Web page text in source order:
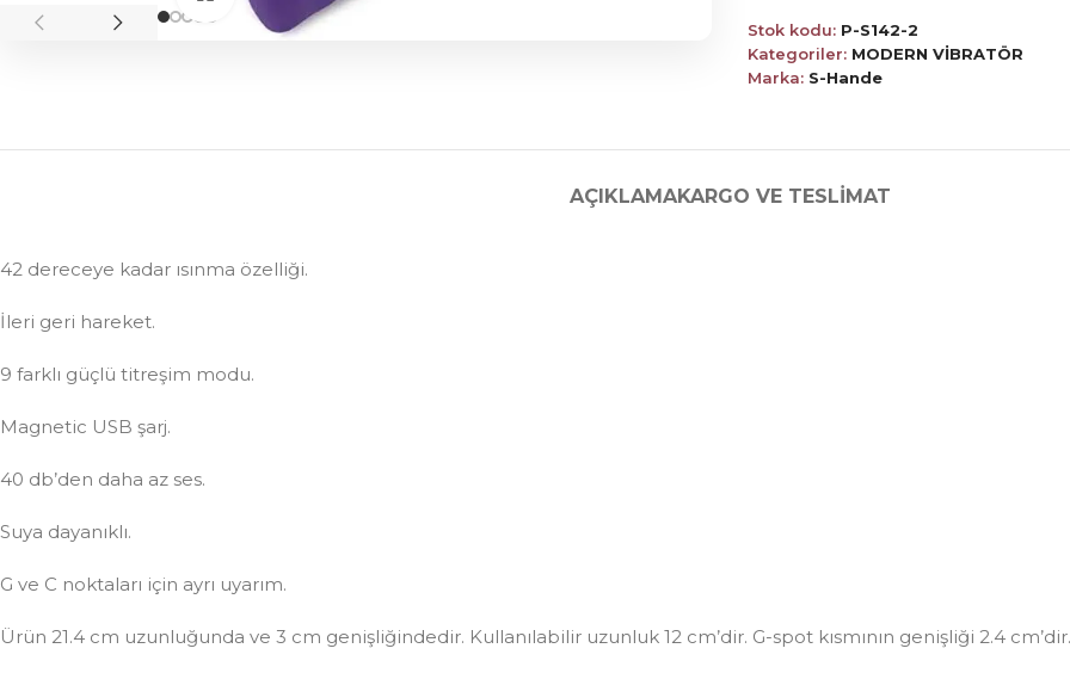
Stok kodu: P-S142-2
Kategoriler: MODERN VİBRATÖR
Marka: S-Hande
AÇIKLAMAKARGO VE TESLIMAT
42 dereceye kadar ısınma özelliği.
İleri geri hareket.
9 farklı güçlü titreşim modu.
Magnetic USB şarj.
40 db’den daha az ses.
Suya dayanıklı.
G ve C noktaları için ayrı uyarım.
Ürün 21.4 cm uzunluğunda ve 3 cm genişliğindedir. Kullanılabilir uzunluk 12 cm’dir. G-spot kısmının genişliği 2.4 cm’dir.